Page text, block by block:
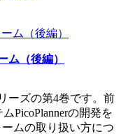
（後編）
ーズの第4巻です。前
PicoPlannerの開発を
ムの取り扱い方につ